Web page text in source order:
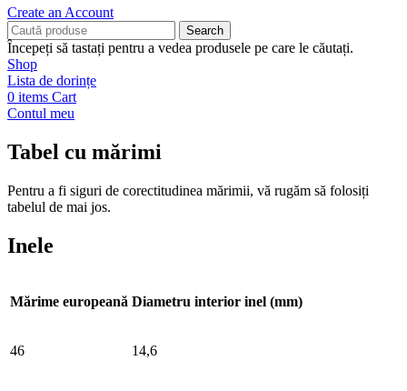
Create an Account
Search
Începeți să tastați pentru a vedea produsele pe care le căutați.
Shop
Lista de dorințe
0 items Cart
Contul meu
Tabel cu mărimi
Pentru a fi siguri de corectitudinea mărimii, vă rugăm să folosiți
tabelul de mai jos.
Inele
Mărime europeană Diametru interior inel (mm)
46 14,6